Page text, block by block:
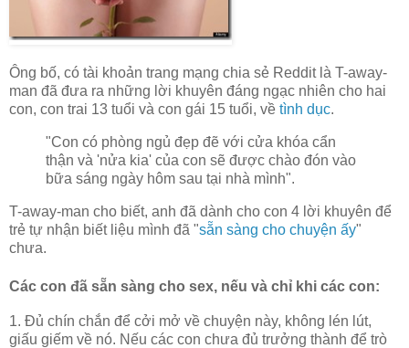
Ông bố, có tài khoản trang mạng chia sẻ Reddit là T-away-
man đã đưa ra những lời khuyên đáng ngạc nhiên cho hai
con, con trai 13 tuổi và con gái 15 tuổi, về tình dục.
"Con có phòng ngủ đẹp đẽ với cửa khóa cẩn
thận và 'nửa kia' của con sẽ được chào đón vào
bữa sáng ngày hôm sau tại nhà mình".
T-away-man cho biết, anh đã dành cho con 4 lời khuyên để
trẻ tự nhận biết liệu mình đã "sẵn sàng cho chuyện ấy"
chưa.
Các con đã sẵn sàng cho sex, nếu và chỉ khi các con:
1. Đủ chín chắn để cởi mở về chuyện này, không lén lút,
giấu giếm về nó. Nếu các con chưa đủ trưởng thành để trò